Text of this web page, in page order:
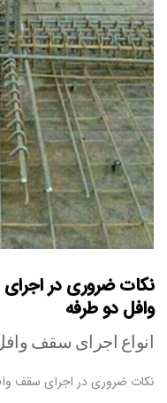
نکات ضروری در
وافل دو طرفه
انواع اجرای سقف
نکات ضروری در اجرای سقف